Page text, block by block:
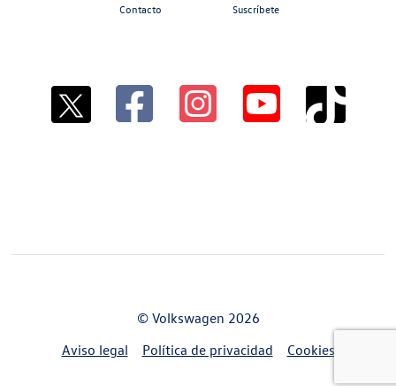
Contacto Suscríbete
© Volkswagen 2026
Aviso legal
Política de privacidad Cookies